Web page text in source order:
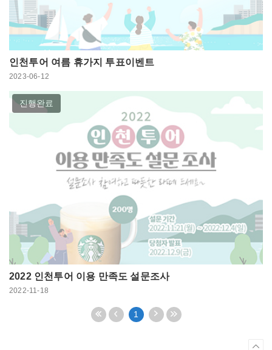
인천투어 여름 휴가지 투표이벤트
2023-06-12
진행완료
2022 인천투어 이용 만족도 설문조사
2022-11-18
처
음
이
전
1
다
음
끝
페